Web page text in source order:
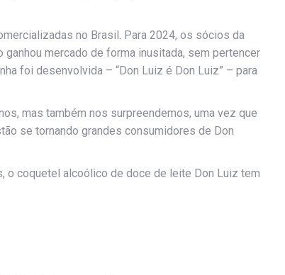
no Brasil. Para 2024, os sócios da
mercado de forma inusitada, sem pertencer
foi desenvolvida – “Don Luiz é Don Luiz” – para
mas também nos surpreendemos, uma vez que
se tornando grandes consumidores de Don
o coquetel alcoólico de doce de leite Don Luiz tem